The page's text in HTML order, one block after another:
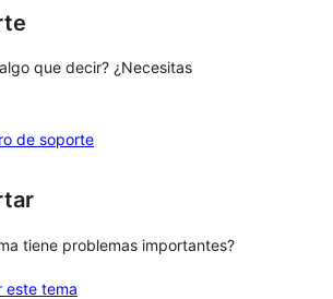
que decir? ¿Necesitas
de soporte
tiene problemas importantes?
este tema